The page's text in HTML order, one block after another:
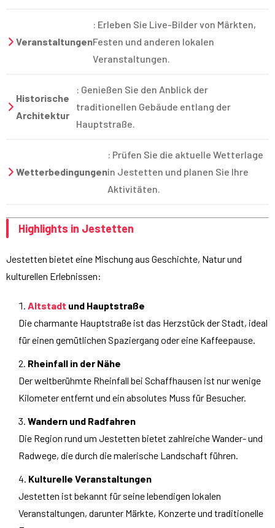
Veranstaltungen
: Erleben Sie Live-Bilder von Märkten,
Festen und anderen lokalen
Veranstaltungen.
Historische
Architektur
: Genießen Sie den Anblick der
traditionellen Gebäude entlang der
Hauptstraße.
Wetterbedingungen
: Prüfen Sie die aktuelle Wetterlage
in Jestetten und planen Sie Ihre
Aktivitäten.
Highlights in Jestetten
Jestetten bietet eine Mischung aus Geschichte, Natur und
kulturellen Erlebnissen:
Altstadt und Hauptstraße
Die charmante Hauptstraße ist das Herzstück der Stadt, ideal
für einen gemütlichen Spaziergang oder eine Kaffeepause.
Rheinfall in der Nähe
Der weltberühmte Rheinfall bei Schaffhausen ist nur wenige
Kilometer entfernt und ein absolutes Muss für Besucher.
Wandern und Radfahren
Die Region rund um Jestetten bietet zahlreiche Wander- und
Radwege, die durch die malerische Landschaft führen.
Kulturelle Veranstaltungen
Jestetten ist bekannt für seine lebendigen lokalen
Veranstaltungen, darunter Märkte, Konzerte und traditionelle